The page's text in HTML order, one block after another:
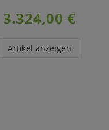
3.324,00 €
Artikel anzeigen